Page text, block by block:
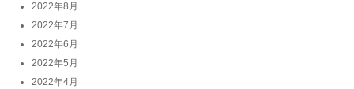
2022年8月
2022年7月
2022年6月
2022年5月
2022年4月